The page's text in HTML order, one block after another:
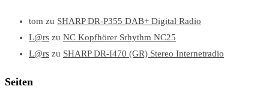
tom zu SHARP DR-P355 DAB+ Digital Radio
L@rs zu NC Kopfhörer Srhythm NC25
L@rs zu SHARP DR-I470 (GR) Stereo Internetradio
Seiten